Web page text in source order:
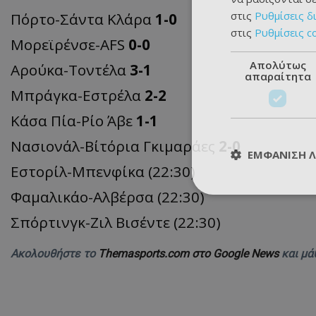
Πόρτο-Σάντα Κλάρα 1-0
Μορεϊρένσε-AFS 0-0
Αρούκα-Τοντέλα 3-1
Μπράγκα-Εστρέλα 2-2
Κάσα Πία-Ρίο Άβε 1-1
Νασιονάλ-Βίτόρια Γκιμαράες 2-0
Εστορίλ-Μπενφίκα (22:30)
Φαμαλικάο-Αλβέρσα (22:30)
Σπόρτινγκ-Ζιλ Βισέντε (22:30)
Ακολουθήστε το Themasports.com στο Google Newsκαι
στις Ρυθμίσεις
στις Ρυθμίσεις
Απολύτως
απαραίτητα
ΕΜΦΆΝΙΣΗ